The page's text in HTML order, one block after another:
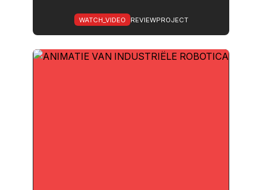
WATCH_VIDEO REVIEWPROJECT